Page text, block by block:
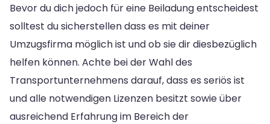
Bevor du dich jedoch für eine Beiladung entscheidest
solltest du sicherstellen dass es mit deiner
Umzugsfirma möglich ist und ob sie dir diesbezüglich
helfen können. Achte bei der Wahl des
Transportunternehmens darauf, dass es seriös ist
und alle notwendigen Lizenzen besitzt sowie über
ausreichend Erfahrung im Bereich der